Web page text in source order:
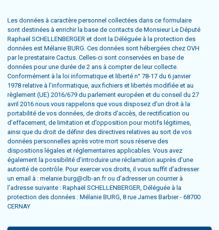
Les données à caractère personnel collectées dans ce formulaire
sont destinées à enrichir la base de contacts de Monsieur Le Député
Raphaël SCHELLENBERGER et dont la Déléguée à la protection des
données est Mélanie BURG. Ces données sont hébergées chez OVH
par le prestataire Cactus. Celles-ci sont conservées en base de
données pour une durée de 2 ans à compter de leur collecte.
Conformément à la loi informatique et liberté n° 78-17 du 6 janvier
1978 relative à l’informatique, aux fichiers et libertés modifiée et au
règlement (UE) 2016/679 du parlement européen et du conseil du 27
avril 2016 nous vous rappelons que vous disposez d’un droit à la
portabilité de vos données, de droits d’accès, de rectification ou
d’effacement, de limitation et d’opposition pour motifs légitimes,
ainsi que du droit de définir des directives relatives au sort de vos
données personnelles après votre mort sous réserve des
dispositions légales et réglementaires applicables. Vous avez
également la possibilité d’introduire une réclamation auprès d’une
autorité de contrôle. Pour exercer vos droits, il vous suffit d’adresser
un email à : melanie.burg@clb-an.fr ou d’adresser un courrier à
l’adresse suivante : Raphaël SCHELLENBERGER, Déléguée à la
protection des données : Mélanie BURG, 8 rue James Barbier - 68700
CERNAY